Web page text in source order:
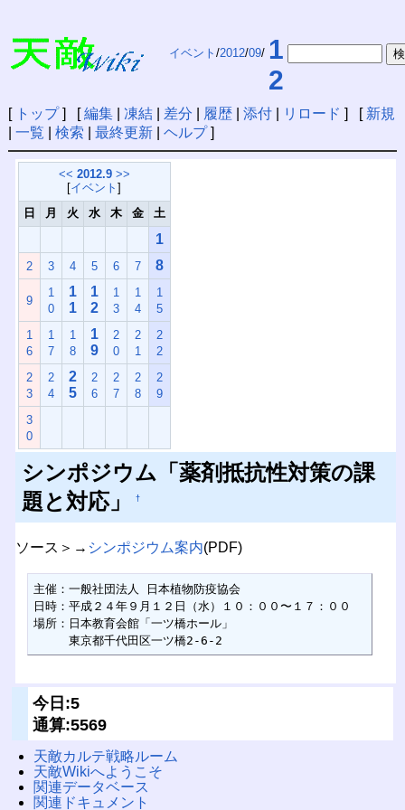
イベント /2012/09/ 1
2
[ トップ] [編集| 凍結| 差分 履歴| 添付| リロード ] [ 新規
一覧 検索 最終更新| ヘルプ]
<< 2012.9 >>
[イベント]
日
月 火 水 木 金 土
1
2 3 4 5 6 7 8
9
1
0
1
1
1
2
1
3
1
4
1
5
1
6
1
7
1
8
1
9
2
0
2
1
2
2
2
3
2
4
2
5
2
6
2
7
2
8
2
9
3
0
シンポジウム「薬剤抵抗性対策の課
題と対応」
†
ソース＞→ シンポジウム案内(PDF)
主催：一般社団法人 日本植物防疫協会
日時：平成２４年９月１２日（水）１０：００〜１７：００
場所：日本教育会館「一ツ橋ホール」
東京都千代田区一ツ橋2-6-2
今日:5
通算:5569
天敵カルテ戦略ルーム
天敵Wikiへようこそ
関連データベース
関連ドキュメント